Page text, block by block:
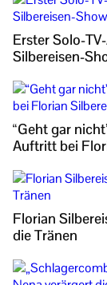
Erster Solo-
Silbereisen-
“Geht gar
Auftritt bei
Florian
die Tränen